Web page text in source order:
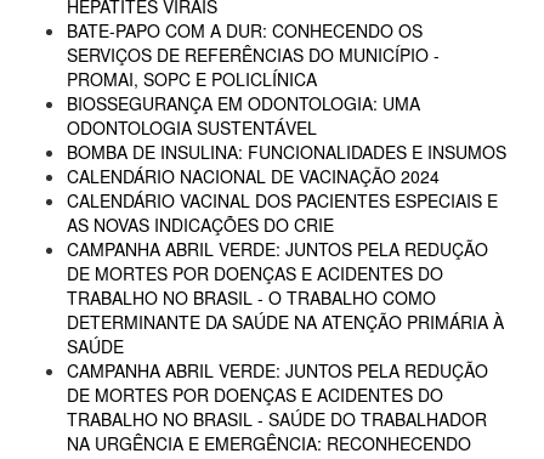
HEPATITES VIRAIS
BATE-PAPO COM A DUR: CONHECENDO OS
SERVIÇOS DE REFERÊNCIAS DO MUNICÍPIO -
PROMAI, SOPC E POLICLÍNICA
BIOSSEGURANÇA EM ODONTOLOGIA: UMA
ODONTOLOGIA SUSTENTÁVEL
BOMBA DE INSULINA: FUNCIONALIDADES E INSUMOS
CALENDÁRIO NACIONAL DE VACINAÇÃO 2024
CALENDÁRIO VACINAL DOS PACIENTES ESPECIAIS E
AS NOVAS INDICAÇÕES DO CRIE
CAMPANHA ABRIL VERDE: JUNTOS PELA REDUÇÃO
DE MORTES POR DOENÇAS E ACIDENTES DO
TRABALHO NO BRASIL - O TRABALHO COMO
DETERMINANTE DA SAÚDE NA ATENÇÃO PRIMÁRIA À
SAÚDE
CAMPANHA ABRIL VERDE: JUNTOS PELA REDUÇÃO
DE MORTES POR DOENÇAS E ACIDENTES DO
TRABALHO NO BRASIL - SAÚDE DO TRABALHADOR
NA URGÊNCIA E EMERGÊNCIA: RECONHECENDO